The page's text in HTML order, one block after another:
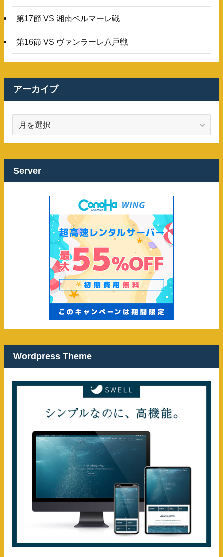
第17節 VS 湘南ベルマーレ戦
第16節 VS ヴァンラーレ八戸戦
アーカイブ
カ
イ
ブ
Server
Wordpress Theme